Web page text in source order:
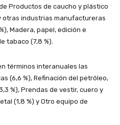
Productos de caucho y plástico
otras industrias manufactureras
Madera, papel, edición e
tabaco (7,8 %).
términos interanuales las
(6,6 %), Refinación del petróleo,
%), Prendas de vestir, cuero y
(1,8 %) y Otro equipo de